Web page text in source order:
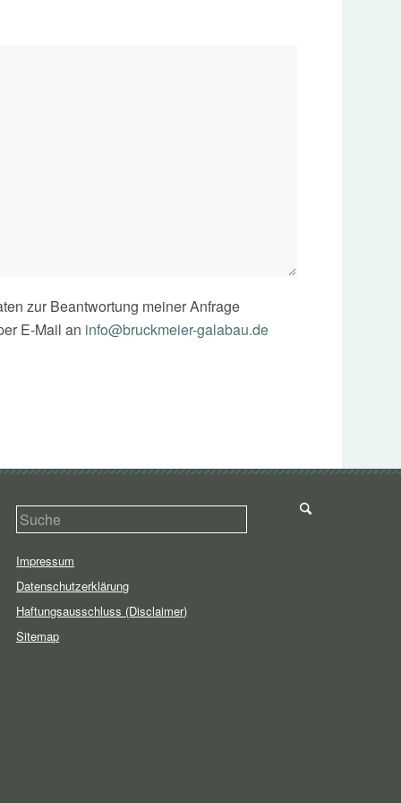
zur Beantwortung meiner Anfrage
E-Mail an info@bruckmeier-galabau.de
Impressum
Datenschutzerklärung
Haftungsausschluss (Disclaimer)
Sitemap